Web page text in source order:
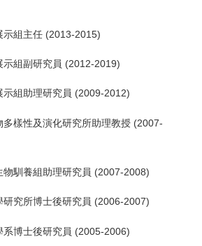
示組主任 (2013-2015)
示組副研究員 (2012-2019)
示組助理研究員 (2009-2012)
多樣性及演化研究所助理教授 (2007-
物馴養組助理研究員 (2007-2008)
研究所博士後研究員 (2006-2007)
系博士後研究員 (2005-2006)